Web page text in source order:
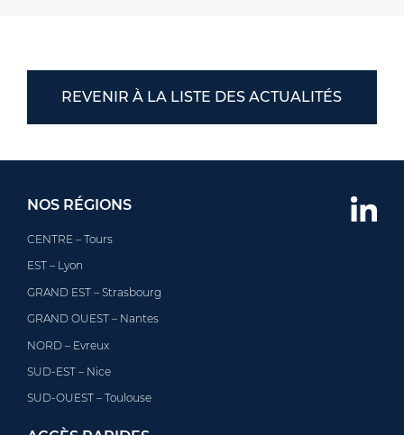
REVENIR À LA LISTE DES ACTUALITÉS
NOS RÉGIONS
CENTRE – Tours
EST – Lyon
GRAND EST – Strasbourg
GRAND OUEST – Nantes
NORD – Evreux
SUD-EST – Nice
SUD-OUEST – Toulouse